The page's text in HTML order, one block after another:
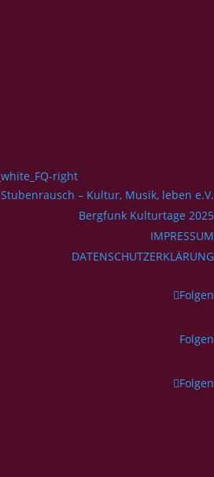
Stubenrausch – Kultur, Musik, leben e.V.
Bergfunk Kulturtage 2025
IMPRESSUM
DATENSCHUTZERKLÄRUNG
Folgen
Folgen
Folgen